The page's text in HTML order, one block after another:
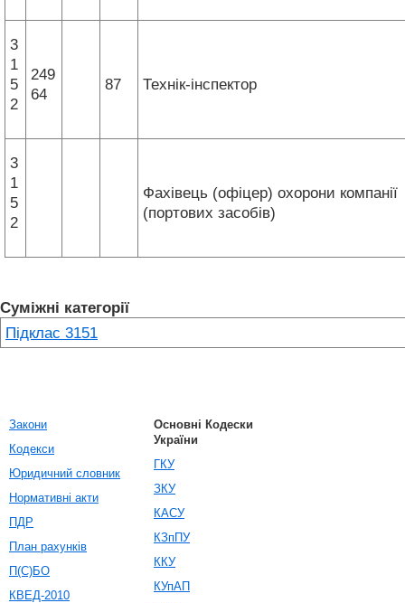
3
1
5
2
249
64
87 Технік-інспектор
3
1
5
2
Фахівець (офіцер) охорони компанії
(портових засобів)
Суміжні категорії
Підклас 3151
Закони
Кодекси
Юридичний словник
Нормативні акти
ПДР
План рахунків
П(С)БО
КВЕД-2010
Основні Кодески
України
ГКУ
ЗКУ
КАСУ
КЗпПУ
ККУ
КУпАП